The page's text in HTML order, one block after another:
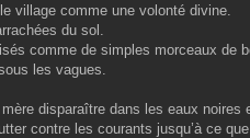
village comme une volonté divine.
du sol.
comme de simples morceaux de
les vagues.
disparaître dans les eaux noires
contre les courants jusqu’à ce